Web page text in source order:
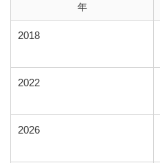
年
2018
2022
2026